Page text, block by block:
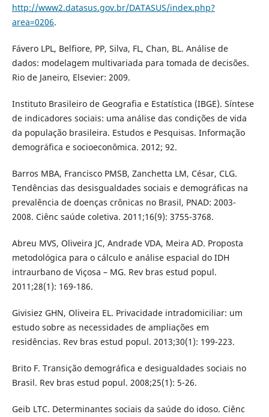
http://www2.datasus.gov.br/DATASUS/index.php?
area=0206.
Fávero LPL, Belfiore, PP, Silva, FL, Chan, BL. Análise de
dados: modelagem multivariada para tomada de decisões.
Rio de Janeiro, Elsevier: 2009.
Instituto Brasileiro de Geografia e Estatística (IBGE). Síntese
de indicadores sociais: uma análise das condições de vida
da população brasileira. Estudos e Pesquisas. Informação
demográfica e socioeconômica. 2012; 92.
Barros MBA, Francisco PMSB, Zanchetta LM, César, CLG.
Tendências das desisgualdades sociais e demográficas na
prevalência de doenças crônicas no Brasil, PNAD: 2003-
2008. Ciênc saúde coletiva. 2011;16(9): 3755-3768.
Abreu MVS, Oliveira JC, Andrade VDA, Meira AD. Proposta
metodológica para o cálculo e análise espacial do IDH
intraurbano de Viçosa – MG. Rev bras estud popul.
2011;28(1): 169-186.
Givisiez GHN, Oliveira EL. Privacidade intradomiciliar: um
estudo sobre as necessidades de ampliações em
residências. Rev bras estud popul. 2013;30(1): 199-223.
Brito F. Transição demográfica e desigualdades sociais no
Brasil. Rev bras estud popul. 2008;25(1): 5-26.
Geib LTC. Determinantes sociais da saúde do idoso. Ciênc